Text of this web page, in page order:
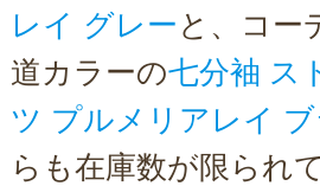
レイ グレー と、コー
道カラーの七分袖 ス
ツ プルメリアレイ ブ
らも在庫数が限られ